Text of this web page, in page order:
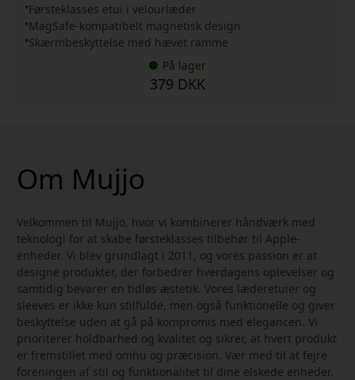
Førsteklasses etui i velourlæder
MagSafe-kompatibelt magnetisk design
Skærmbeskyttelse med hævet ramme
På lager
379 DKK
Om Mujjo
Velkommen til Mujjo, hvor vi kombinerer håndværk med
teknologi for at skabe førsteklasses tilbehør til Apple-
enheder. Vi blev grundlagt i 2011, og vores passion er at
designe produkter, der forbedrer hverdagens oplevelser og
samtidig bevarer en tidløs æstetik. Vores læderetuier og
sleeves er ikke kun stilfulde, men også funktionelle og giver
beskyttelse uden at gå på kompromis med elegancen. Vi
prioriterer holdbarhed og kvalitet og sikrer, at hvert produkt
er fremstillet med omhu og præcision. Vær med til at fejre
foreningen af stil og funktionalitet til dine elskede enheder.